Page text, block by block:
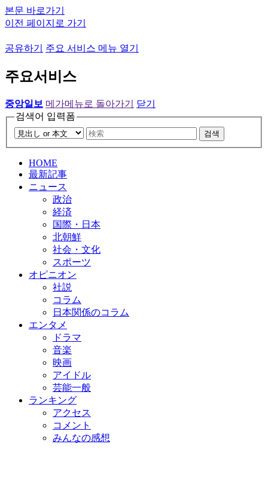
본문 바로가기
이전 페이지로 가기
공유하기 주요 서비스 메뉴 열기
주요서비스
중앙일보 메가메뉴로 돌아가기
닫기
검색어 입력폼
검색
HOME
最新記事
ニュース
政治
経済
国際・日本
北朝鮮
社会・文化
スポーツ
オピニオン
社説
コラム
日本関係のコラム
エンタメ
ドラマ
音楽
映画
アイドル
芸能一般
ランキング
アクセス
コメント
みんなの感想